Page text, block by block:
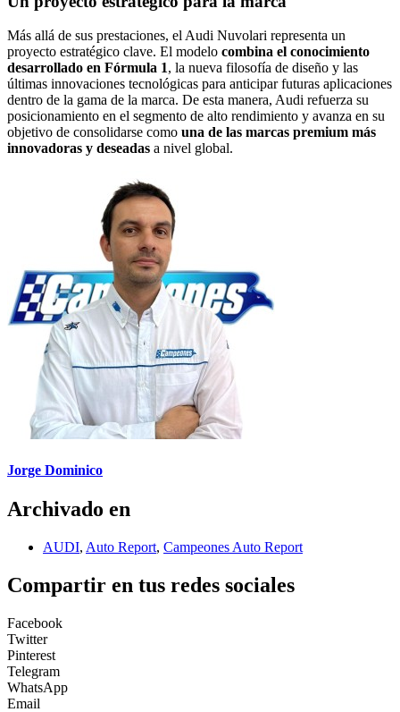
Más allá de sus prestaciones, el Audi Nuvolari representa un
proyecto estratégico clave. El modelo combina el conocimiento
desarrollado en Fórmula 1, la nueva filosofía de diseño y las
últimas innovaciones tecnológicas para anticipar futuras aplicaciones
dentro de la gama de la marca. De esta manera, Audi refuerza su
posicionamiento en el segmento de alto rendimiento y avanza en su
objetivo de consolidarse como una de las marcas premium más
innovadoras y deseadas a nivel global.
Jorge Dominico
Archivado en
AUDI, Auto Report, Campeones Auto Report
Compartir en tus redes sociales
Facebook
Twitter
Pinterest
Telegram
WhatsApp
Email